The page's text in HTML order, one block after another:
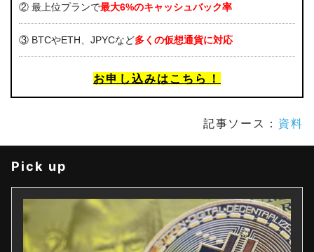
② 最上位プランで最大6%のキャッシュバック率
③ BTCやETH、JPYCなど多くの仮想通貨に対応
お申し込みはこちら！
記事ソース： 資料
Pick up